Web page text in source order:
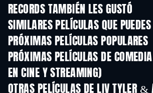
RECORDS TAMBIÉN LES GUSTÓ
SIMILARES PELÍCULAS QUE
PRÓXIMAS PELÍCULAS POPULARES
PRÓXIMAS PELÍCULAS DE
EN CINE Y STREAMING)
OTRAS PELÍCULAS DE LIV TYLER &